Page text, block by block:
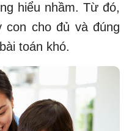
hiểu nhầm. Từ đó,
con cho đủ và đúng
toán khó.